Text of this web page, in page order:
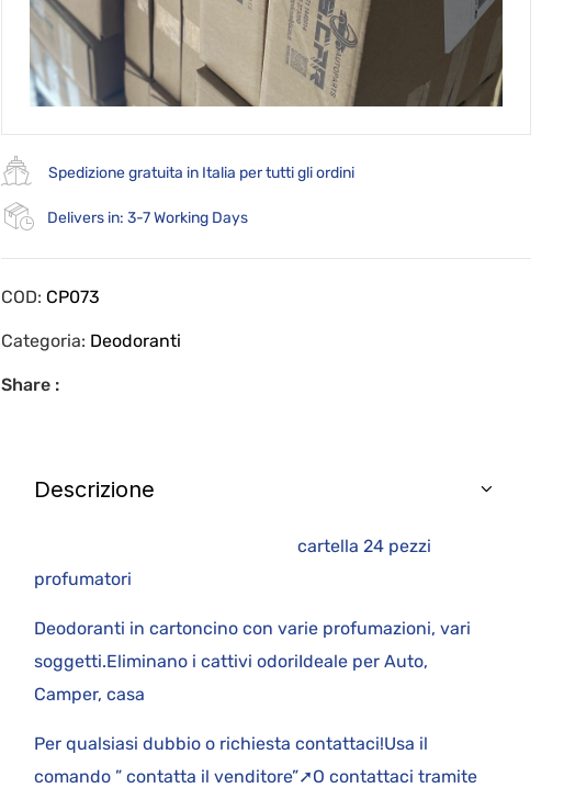
Spedizione gratuita in Italia per tutti gli ordini
Delivers in: 3-7 Working Days
COD: CP073
Categoria: Deodoranti
Share :
Descrizione
cartella 24 pezzi
profumatori
Deodoranti in cartoncino con varie profumazioni, vari
soggetti.Eliminano i cattivi odoriIdeale per Auto,
Camper, casa
Per qualsiasi dubbio o richiesta contattaci!Usa il
comando ” contatta il venditore”➚O contattaci tramite